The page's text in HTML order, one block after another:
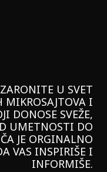
U SVET
MIKROSAJTOVA I
DONOSE SVEŽE,
UMETNOSTI DO
JE ORGINALNO
VAS INSPIRIŠE I
INFORMIŠE.